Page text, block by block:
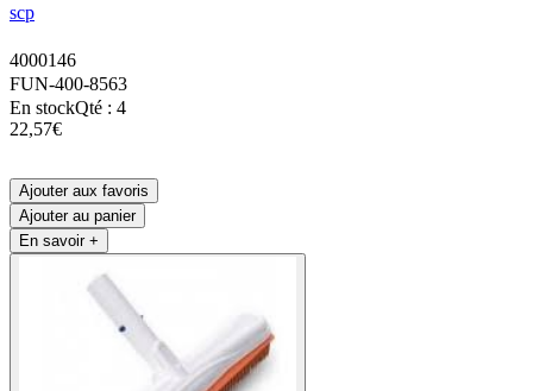
scp
4000146
FUN-400-8563
En stockQté : 4
22,57€
Ajouter aux favoris
Ajouter au panier
En savoir +